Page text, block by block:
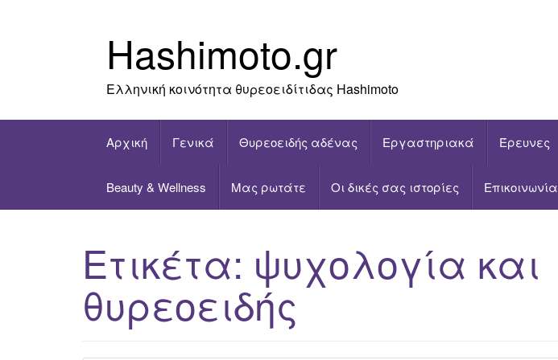
Hashimoto.gr
Ελληνική κοινότητα θυρεοειδίτιδας Hashimoto
Αρχική Γενικά Θυρεοειδής αδένας Εργαστηριακά Έρευνες
Beauty & Wellness Μας ρωτάτε Οι δικές σας ιστορίες Επικοινωνία
Ετικέτα: ψυχολογία και
θυρεοειδής